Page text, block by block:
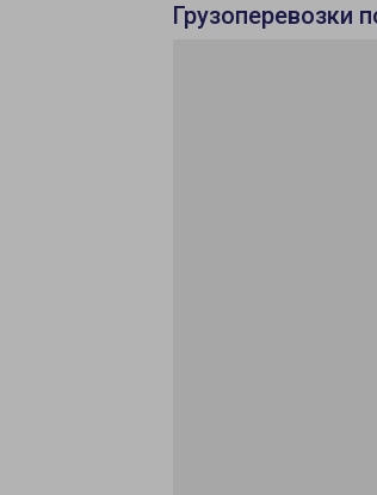
Грузоперевозки